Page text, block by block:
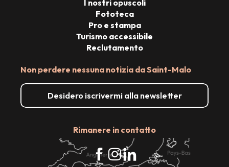
Non perdere nessuna notizia da Saint-Malo
Desidero iscrivermi alla newsletter
Rimanere in contatto
I nostri opuscoli
Fototeca
Pro e stampa
Turismo accessibile
Reclutamento